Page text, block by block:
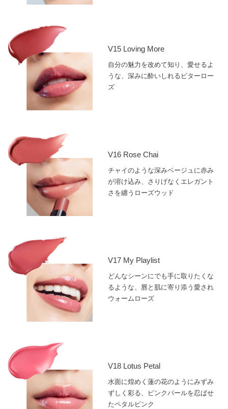
V15 Loving More
自分の魅力を改めて知り、愛せるよ
うな、深みに酔いしれるビターロー
ズ
V16 Rose Chai
チャイのような深みベージュに赤み
が溶け込み、さりげなくエレガント
さを纏うローズウッド
V17 My Playlist
どんなシーンにでも手に取りたくな
るような、唇と肌に寄り添う愛され
ウォームローズ
V18 Lotus Petal
水面に煌めく蓮の花のようにみずみ
ずしく彩る、ピンクパールを忍ばせ
たペタルピンク